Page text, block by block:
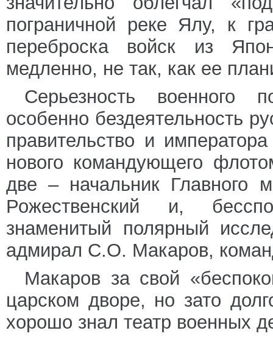
пограничной реке Ялу, к
переброска войск из
медленно, не так, как ее
Серьезность военного
особенно бездеятельность
правительство и
нового командующего
две – начальник Главного
Рожественский и,
знаменитый полярный
адмирал С.О. Макаров,
Макаров за свой
царском дворе, но зато
хорошо знал театр военных